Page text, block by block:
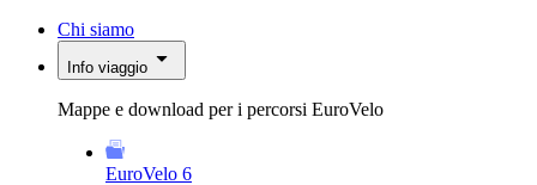
Chi siamo
Info viaggio
Mappe e download per i percorsi EuroVelo
EuroVelo 6